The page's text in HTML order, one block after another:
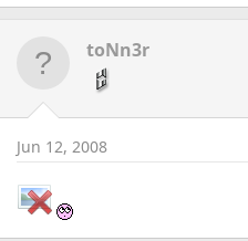
toNn3r
Jun 12, 2008